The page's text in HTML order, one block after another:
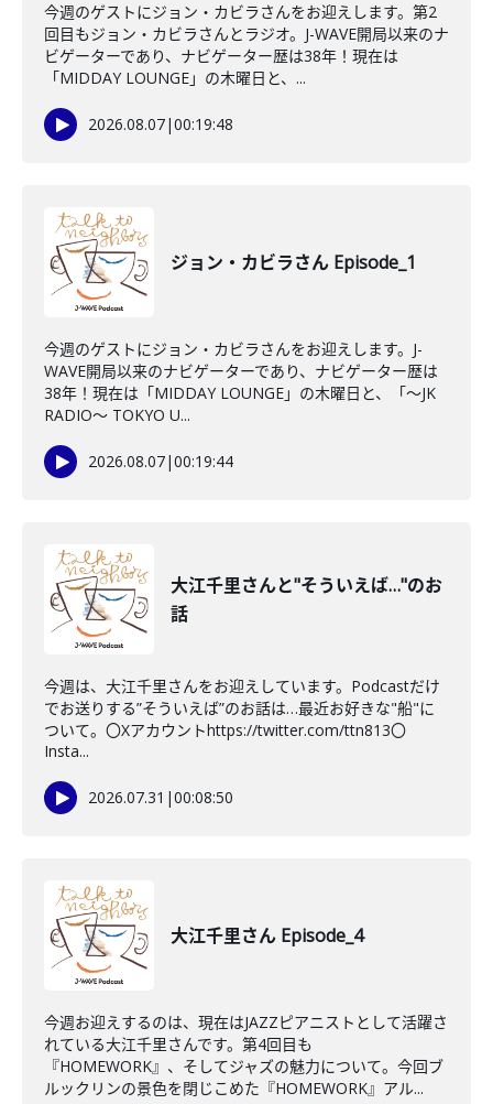
今週のゲストにジョン・カビラさんをお迎えします。第2
回目もジョン・カビラさんとラジオ。J-WAVE開局以来のナ
ビゲーターであり、ナビゲーター歴は38年！現在は
「MIDDAY LOUNGE」の木曜日と、...
2026.08.07|00:19:48
ジョン・カビラさん Episode_1
今週のゲストにジョン・カビラさんをお迎えします。J-
WAVE開局以来のナビゲーターであり、ナビゲーター歴は
38年！現在は「MIDDAY LOUNGE」の木曜日と、「〜JK
RADIO〜 TOKYO U...
2026.08.07|00:19:44
大江千里さんと"そういえば…"のお
話
今週は、大江千里さんをお迎えしています。Podcastだけ
でお送りする”そういえば”のお話は…最近お好きな"船"に
ついて。〇Xアカウントhttps://twitter.com/ttn813〇
Insta...
2026.07.31 |00:08:50
大江千里さん Episode_4
今週お迎えするのは、現在はJAZZピアニストとして活躍さ
れている大江千里さんです。第4回目も
『HOMEWORK』、そしてジャズの魅力について。今回ブ
ルックリンの景色を閉じこめた『HOMEWORK』アル...